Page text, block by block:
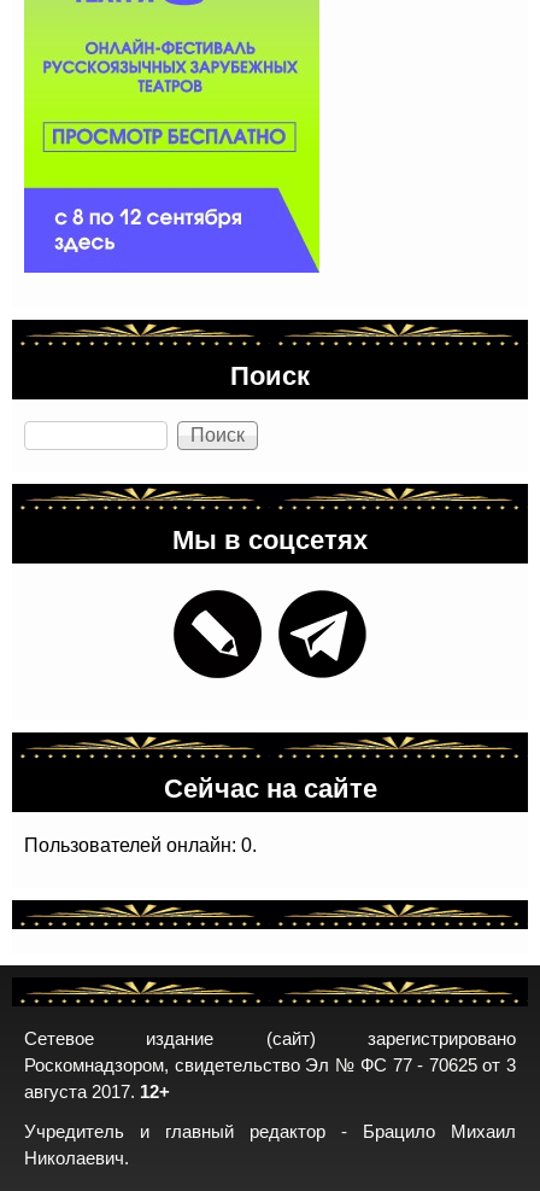
Поиск
Поиск
Мы в соцсетях
Сейчас на сайте
Пользователей онлайн: 0.
Сетевое издание (сайт) зарегистрировано
Роскомнадзором, свидетельство Эл № ФС 77 - 70625 от 3
августа 2017. 12+
Учредитель и главный редактор - Брацило Михаил
Николаевич.